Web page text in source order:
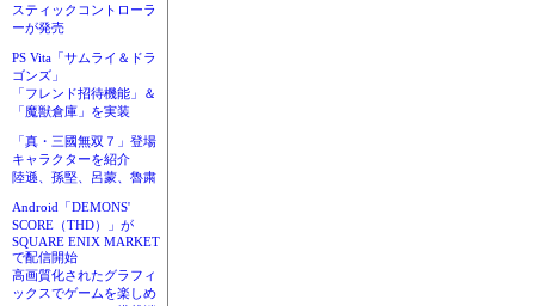
スティックコントローラ
ーが発売
PS Vita「サムライ＆ドラ
ゴンズ」
「フレンド招待機能」＆
「魔獣倉庫」を実装
「真・三國無双７」登場
キャラクターを紹介
陸遜、孫堅、呂蒙、魯粛
Android「DEMONS'
SCORE（THD）」が
SQUARE ENIX MARKET
で配信開始
高画質化されたグラフィ
ックスでゲームを楽しめ